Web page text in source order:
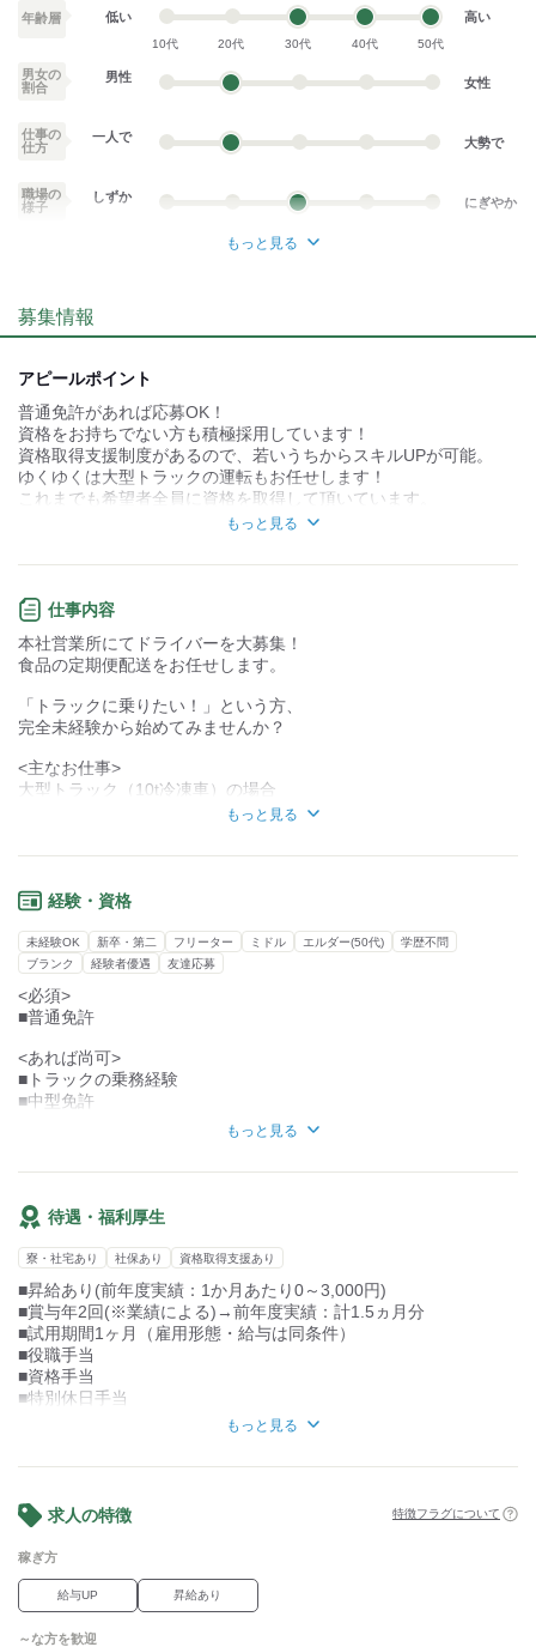
■賃金支払日：月末
年齢層 低い
10代 20代 30代 40代 50代
高い
男女の
割合
男性 女性
仕事の
仕方
一人で 大勢で
職場の
様子
しずか にぎやか
個性が生かせる
デスクワーク
お客様との対話が
少ない
力仕事が少ない
もっと見る
募集情報
アピールポイント
普通免許があれば応募OK！
資格をお持ちでない方も積極採用しています！
資格取得支援制度があるので、若いうちからスキルUPが可能。
ゆくゆくは大型トラックの運転もお任せします！
これまでも希望者全員に資格を取得して頂いています。
（費用は半額、会社持ちです！）
30代男性/2025年4月入社
前職は建設業界で働いていましたが、
人間関係が原因で辞めたので慎重に探していました。
大型の免許を持っていたことと、
かなり細かく求人の内容が書かれていたため、
今では入社して半年なので1人で回っていますが、
最初の1ヶ月ほどは助手席に乗ったり、
段階的に一人立ちに向けてサポートしてくれます。
分からなければ優しく教えてくれるだけじゃなく、
先輩からも積極的に話してくださるので、
本当にここでよかったなと思えています。
また、いい意味で放任主義なので、
自分主体で仕事ができるのも個人的には良いなと
思っているポイントです！
もっと見る
仕事内容
本社営業所にてドライバーを大募集！
食品の定期便配送をお任せします。
「トラックに乗りたい！」という方、
完全未経験から始めてみませんか？
<主なお仕事>
大型トラック（10t冷凍車）の場合
県外→関西・関東地区
最初は静岡～浜松間の県内配送からスタートします！
慣れてきたら、県外への配送もお任せします！
資格がない方や、未経験の方もサポートしますのでご安心下さい♪
働きながら資格取得・スキルUPが可能です！
もっと見る
経験・資格
未経験OK 新卒・第二 フリーター ミドル エルダー(50代)
学歴不問
ブランク
経験者優遇 友達応募
<必須>
■普通免許
<あれば尚可>
■トラックの乗務経験
■中型免許
<歓迎>
■未経験OK
■学歴不問
■スキルアップしたい方
■フリーターOK
■ブランク有OK
※22時～翌5時まで18歳以上の方(省令2号)
もっと見る
待遇・福利厚生
寮・社宅あり 社保あり 資格取得支援あり
■昇給あり(前年度実績：1か月あたり0～3,000円)
■賞与年2回(※業績による)→前年度実績：計1.5ヵ月分
■試用期間1ヶ月（雇用形態・給与は同条件）
■役職手当
■資格手当
■特別休日手当
■社会保険完備
■インフルエンザ予防接種（全額会社負担）
■入院見舞金あり
■退職金制度あり(勤続3年以上)
■定年制あり(一律60歳)
■再雇用制度あり(上限65歳まで)
■勤務延長あり(上限68歳まで)
もっと見る
求人の特徴 特徴フラグについて
稼ぎ方
給与UP 昇給あり
～な方を歓迎